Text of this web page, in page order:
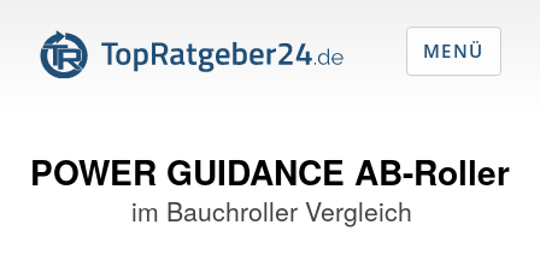
POWER GUIDANCE AB-Roller
im Bauchroller Vergleich
MENÜ